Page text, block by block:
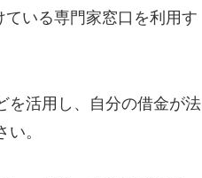
いる専門家窓口を利用す
を活用し、自分の借金が法
。